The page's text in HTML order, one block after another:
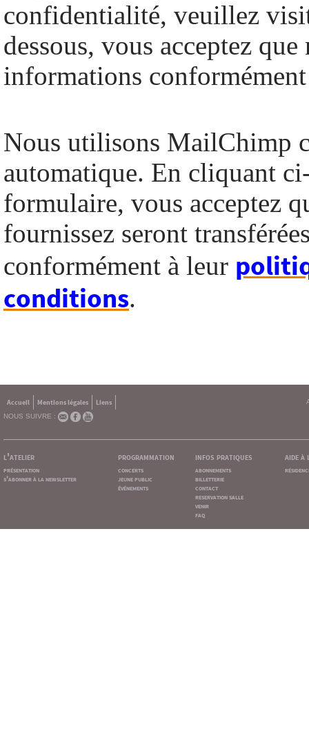
confidentialité, veuillez
dessous, vous acceptez
informations conformément
Nous utilisons MailChimp
automatique. En cliquant
formulaire, vous acceptez
fournissez seront
conformément à leur
conditions.
Accueil Mentions légales
Liens
NOUS SUIVRE :
l'atelier
présentation
s'abonner à la newsletter
programmation
concerts
jeune public
événements
infos pratiques
abonnements
billetterie
contact
reservation salle
venir
faq
aide